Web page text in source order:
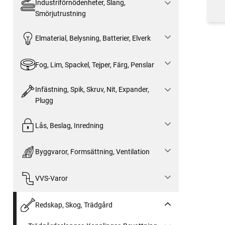
Industriförnödenheter, Slang,
Smörjutrustning
Elmaterial, Belysning, Batterier, Elverk
Fog, Lim, Spackel, Tejper, Färg, Penslar
Infästning, Spik, Skruv, Nit, Expander,
Plugg
Lås, Beslag, Inredning
Byggvaror, Formsättning, Ventilation
VVS-Varor
Redskap, Skog, Trädgård